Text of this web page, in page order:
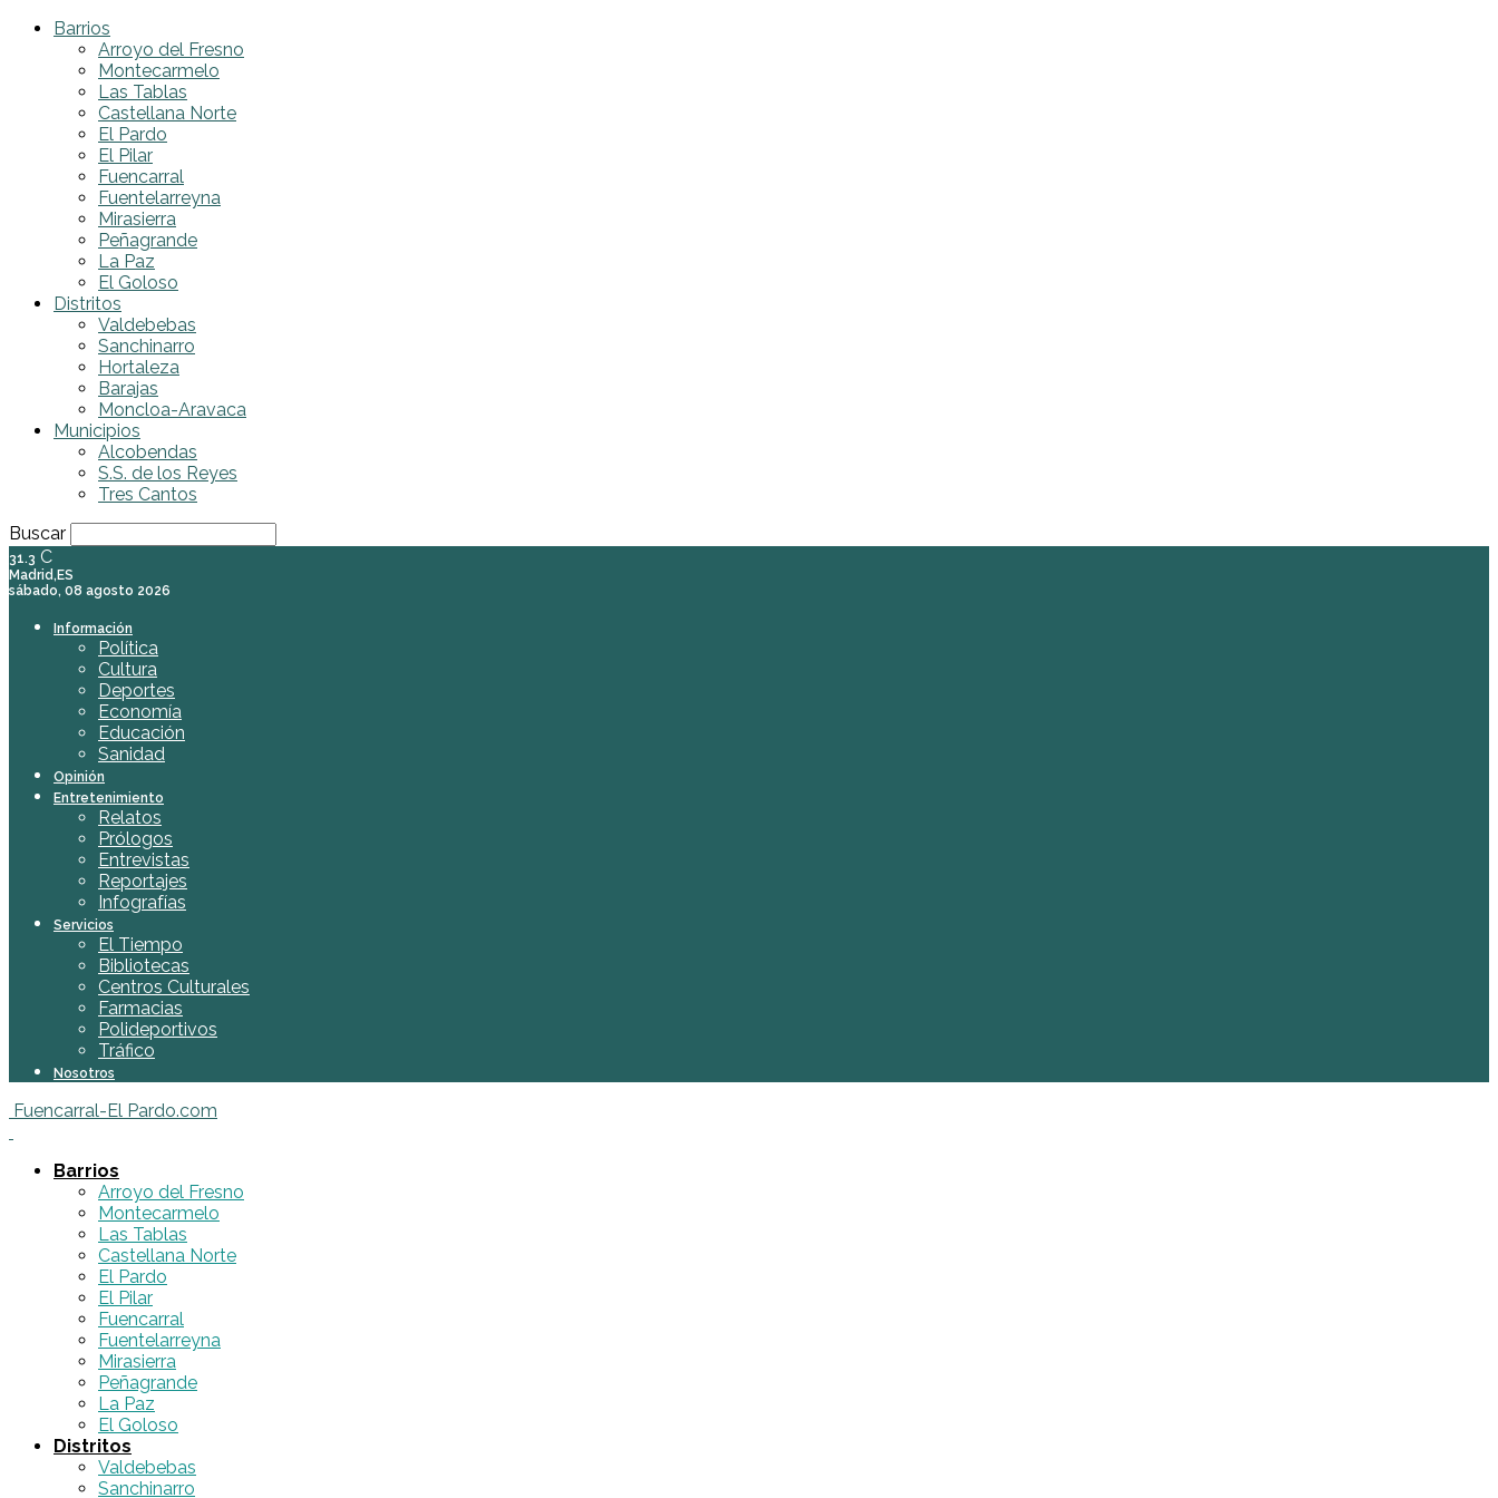
Barrios
Arroyo del Fresno
Montecarmelo
Las Tablas
Castellana Norte
El Pardo
El Pilar
Fuencarral
Fuentelarreyna
Mirasierra
Peñagrande
La Paz
El Goloso
Distritos
Valdebebas
Sanchinarro
Hortaleza
Barajas
Moncloa-Aravaca
Municipios
Alcobendas
S.S. de los Reyes
Tres Cantos
Buscar
31.3 C
Madrid,ES
sábado, 08 agosto 2026
Información
Política
Cultura
Deportes
Economía
Educación
Sanidad
Opinión
Entretenimiento
Relatos
Prólogos
Entrevistas
Reportajes
Infografías
Servicios
El Tiempo
Bibliotecas
Centros Culturales
Farmacias
Polideportivos
Tráfico
Nosotros
Fuencarral-El Pardo.com
Barrios
Arroyo del Fresno
Montecarmelo
Las Tablas
Castellana Norte
El Pardo
El Pilar
Fuencarral
Fuentelarreyna
Mirasierra
Peñagrande
La Paz
El Goloso
Distritos
Valdebebas
Sanchinarro